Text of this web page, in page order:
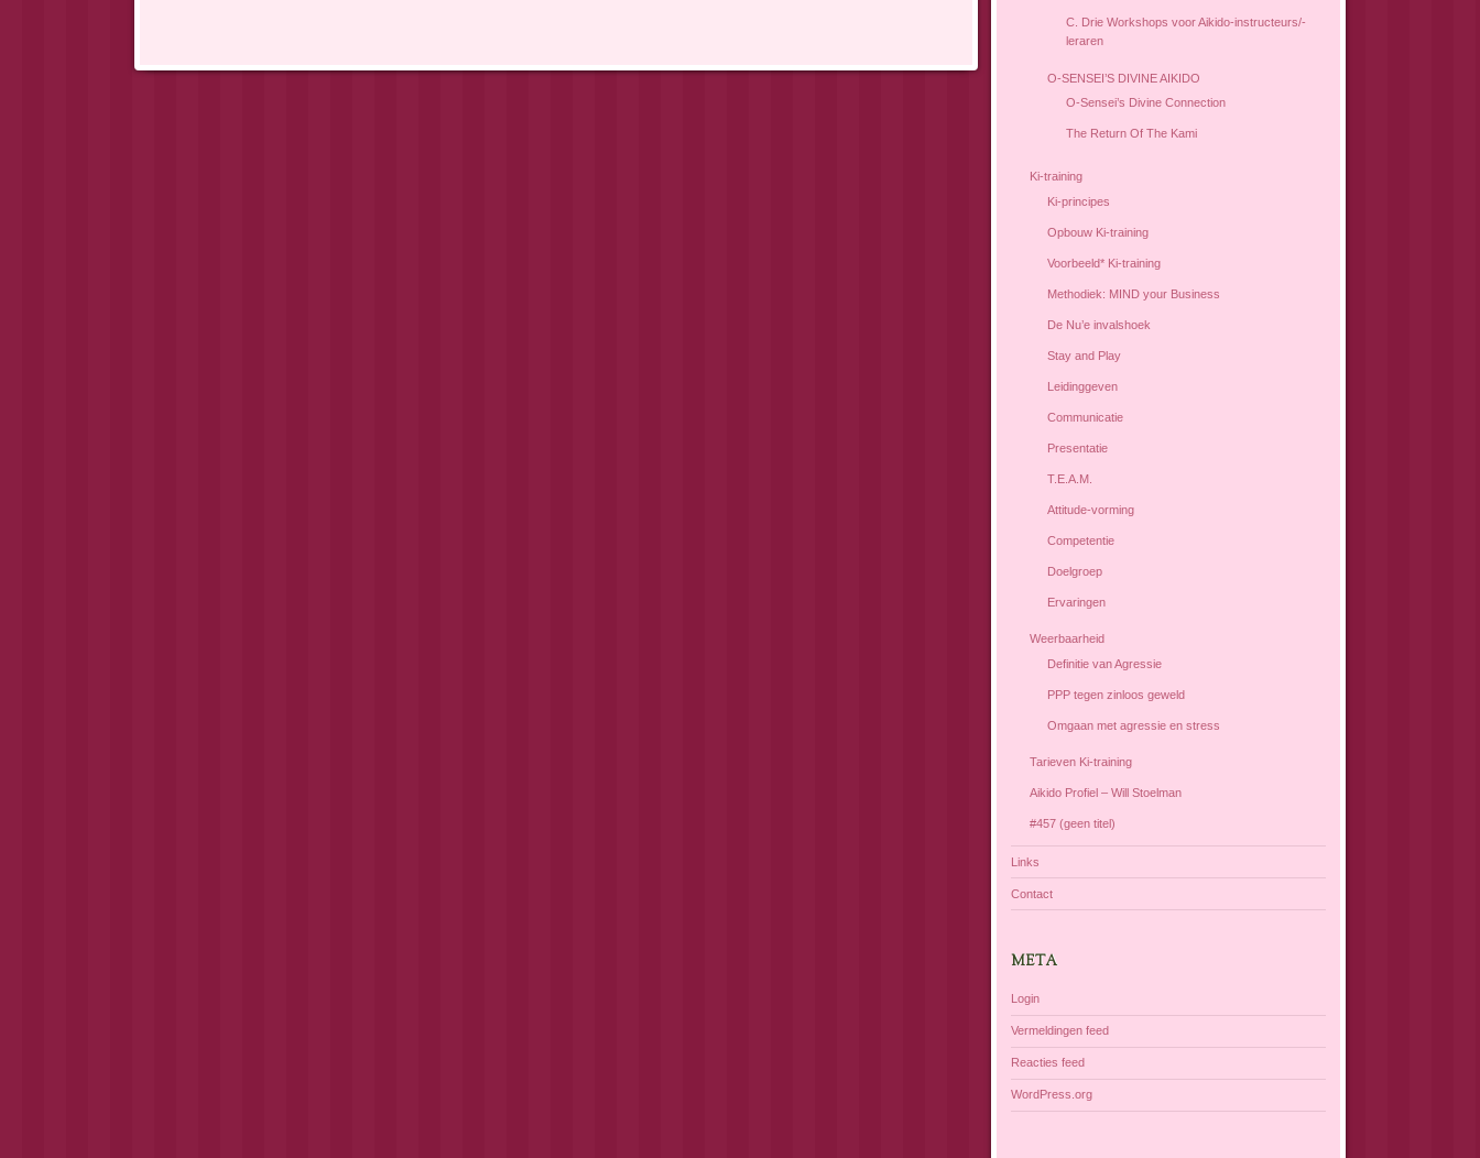
C. Drie Workshops voor Aikido-instructeurs/-
leraren
O-SENSEI’S DIVINE AIKIDO
O-Sensei’s Divine Connection
The Return Of The Kami
Ki-training
Ki-principes
Opbouw Ki-training
Voorbeeld* Ki-training
Methodiek: MIND your Business
De Nu’e invalshoek
Stay and Play
Leidinggeven
Communicatie
Presentatie
T.E.A.M.
Attitude-vorming
Competentie
Doelgroep
Ervaringen
Weerbaarheid
Definitie van Agressie
PPP tegen zinloos geweld
Omgaan met agressie en stress
Tarieven Ki-training
Aikido Profiel – Will Stoelman
#457 (geen titel)
Links
Contact
META
Login
Vermeldingen feed
Reacties feed
WordPress.org